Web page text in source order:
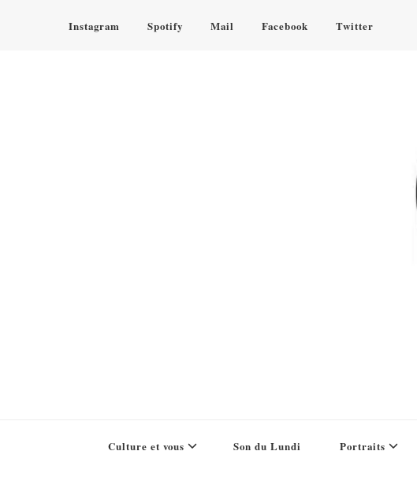
Instagram Spotify Mail Facebook Twitter
Culture et vous Son du Lundi Portraits